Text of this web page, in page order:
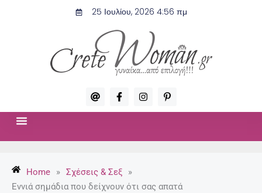
25 Ιουλίου, 2026 4:56 πμ
A
t
F
a
c
-
f
I
n
s
P
i
n
p
Home » Σχέσεις & Σεξ
»
Εννιά σημάδια που δείχνουν ότι σας απατά